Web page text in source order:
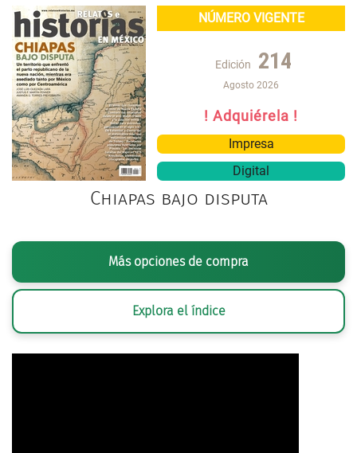
NÚMERO VIGENTE
Edición 214
Agosto 2026
! Adquiérela !
Impresa
Digital
Chiapas bajo disputa
Más opciones de compra
Explora el índice